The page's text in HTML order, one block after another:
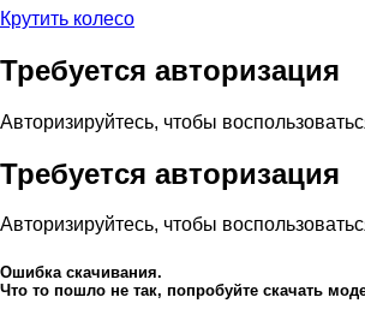
Крутить колесо
Требуется авторизация
Авторизируйтесь, чтобы
Требуется авторизация
Авторизируйтесь, чтобы
Ошибка скачивания.
Что то пошло не так, попробуйте скачать